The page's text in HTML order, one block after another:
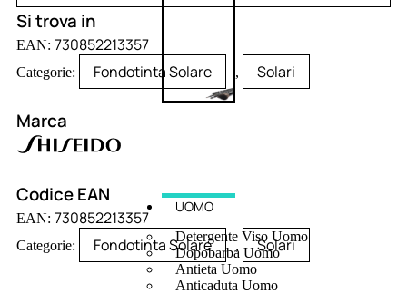
UOMO
Detergente Viso Uomo
Dopobarba Uomo
Antieta Uomo
Anticaduta Uomo
Si trova in
EAN: 730852213357
Categorie: Fondotinta Solare , Solari
Marca
Codice EAN
EAN: 730852213357
Categorie: Fondotinta Solare , Solari